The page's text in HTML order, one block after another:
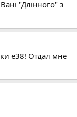
"Длінного" з
е38! Отдал мне